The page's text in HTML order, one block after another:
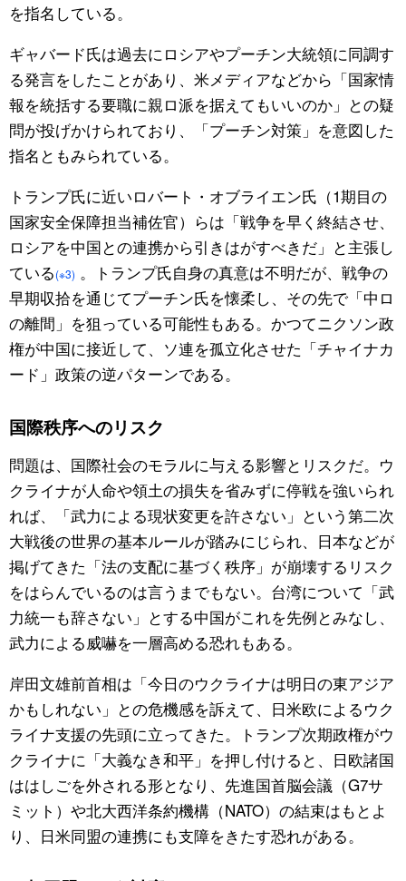
を指名している。
ギャバード氏は過去にロシアやプーチン大統領に同調す
る発言をしたことがあり、米メディアなどから「国家情
報を統括する要職に親ロ派を据えてもいいのか」との疑
問が投げかけられており、「プーチン対策」を意図した
指名ともみられている。
トランプ氏に近いロバート・オブライエン氏（1期目の
国家安全保障担当補佐官）らは「戦争を早く終結させ、
ロシアを中国との連携から引きはがすべきだ」と主張し
ている(※3) 。トランプ氏自身の真意は不明だが、戦争の
早期収拾を通じてプーチン氏を懐柔し、その先で「中ロ
の離間」を狙っている可能性もある。かつてニクソン政
権が中国に接近して、ソ連を孤立化させた「チャイナカ
ード」政策の逆パターンである。
国際秩序へのリスク
問題は、国際社会のモラルに与える影響とリスクだ。ウ
クライナが人命や領土の損失を省みずに停戦を強いられ
れば、「武力による現状変更を許さない」という第二次
大戦後の世界の基本ルールが踏みにじられ、日本などが
掲げてきた「法の支配に基づく秩序」が崩壊するリスク
をはらんでいるのは言うまでもない。台湾について「武
力統一も辞さない」とする中国がこれを先例とみなし、
武力による威嚇を一層高める恐れもある。
岸田文雄前首相は「今日のウクライナは明日の東アジア
かもしれない」との危機感を訴えて、日米欧によるウク
ライナ支援の先頭に立ってきた。トランプ次期政権がウ
クライナに「大義なき和平」を押し付けると、日欧諸国
ははしごを外される形となり、先進国首脳会議（G7サ
ミット）や北大西洋条約機構（NATO）の結束はもとよ
り、日米同盟の連携にも支障をきたす恐れがある。